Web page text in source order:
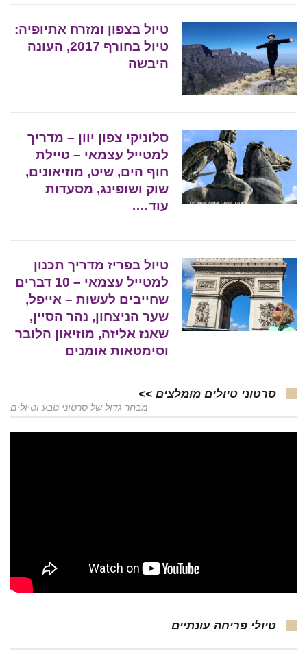
טיול בצפון ומזרח אתיופיה:
טיול בחורף 2017, העונה
היבשה
סלוניקי צפון יוון – מדריך
למטייל עצמאי – טיילת
חוף הים, שיט, מוזיאונים,
שוק ושופינג, מסעדות
עוד….
טיול בפריז מדריך תכנון
למטייל עצמאי – 10 דברים
שחייבים לעשות – אייפל,
שער הניצחון, נהר הסיין,
שאנז אליזה, מוזיאון הלובר
וסימטאות אומנים
סרטוני טיולים מומלצים >>
מבחר גדול של סרטוני טבע וטיולים
טיולי פריחה עונתיים